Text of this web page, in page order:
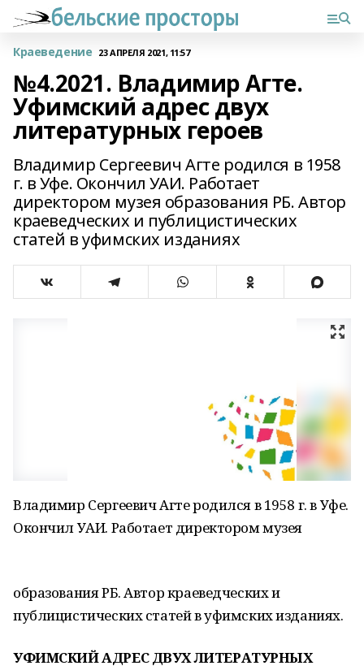
Краеведение 23 АПРЕЛЯ 2021, 11:57
№4.2021. Владимир Агте.
Уфимский адрес двух
литературных героев
Владимир Сергеевич Агте родился в 1958
г. в Уфе. Окончил УАИ. Работает
директором музея образования РБ. Автор
краеведческих и публицистических
статей в уфимских изданиях
Владимир Сергеевич Агте родился в 1958 г. в Уфе.
Окончил УАИ. Работает директором музея
образования РБ. Автор краеведческих и
публицистических статей в уфимских изданиях.
УФИМСКИЙ АДРЕС ДВУХ ЛИТЕРАТУРНЫХ